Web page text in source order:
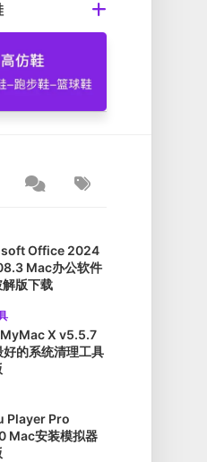
Office 2024
Mac办公软件
版下载
X v5.5.7
的系统清理工具
Player Pro
Mac安装模拟器